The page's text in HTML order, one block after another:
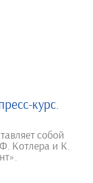
курс.
собой
Котлера и К.